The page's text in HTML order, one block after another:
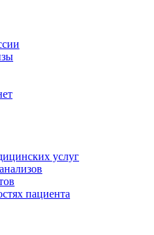
услуг
пациента